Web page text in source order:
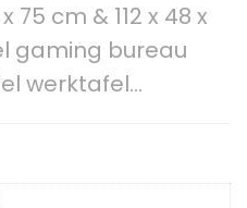
75 cm & 112 x 48 x
gaming bureau
werktafel…